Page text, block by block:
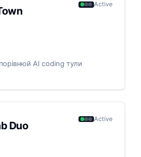
Active
AI coding тули
Duo
Active